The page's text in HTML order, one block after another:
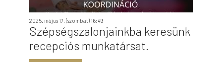
2025. május 17. (szombat) 16:49
Szépségszalonjainkba keresünk
recepciós munkatársat.